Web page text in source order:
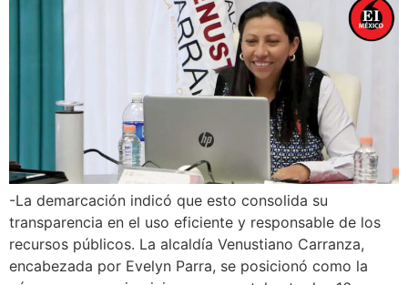
-La demarcación indicó que esto consolida su
transparencia en el uso eficiente y responsable de los
recursos públicos. La alcaldía Venustiano Carranza,
encabezada por Evelyn Parra, se posicionó como la